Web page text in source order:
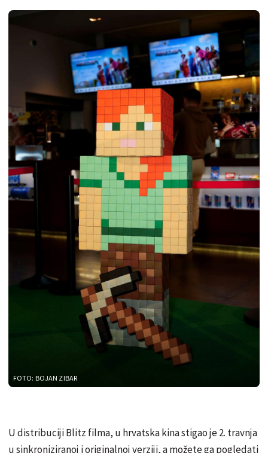
FOTO: BOJAN ZIBAR
U distribuciji Blitz filma, u hrvatska kina stigao je 2. travnja
u sinkroniziranoj i originalnoj verziji, a možete ga pogledati